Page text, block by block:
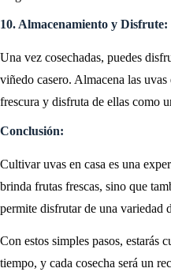
10. Almacenamiento y Disfrute:
Una vez cosechadas, puedes
viñedo casero. Almacena las
frescura y disfruta de ellas como
Conclusión:
Cultivar uvas en casa es una
brinda frutas frescas, sino que
permite disfrutar de una variedad
Con estos simples pasos, estarás
tiempo, y cada cosecha será un